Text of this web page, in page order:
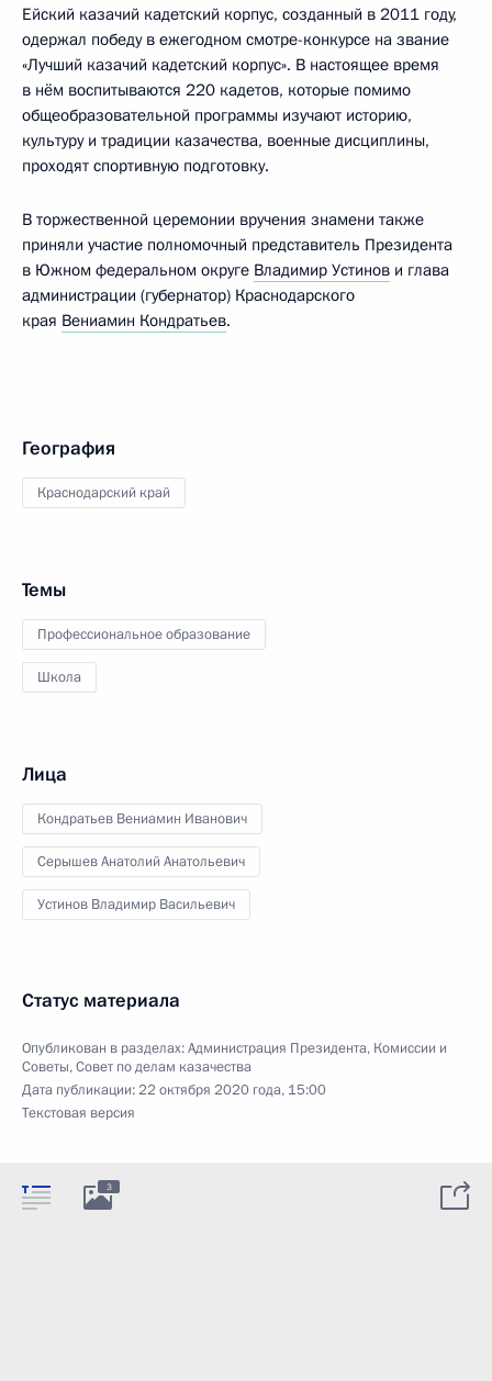
Ейский казачий кадетский корпус, созданный в 2011 году,
одержал победу в ежегодном смотре-конкурсе на звание
«Лучший казачий кадетский корпус». В настоящее время
в нём воспитываются 220 кадетов, которые помимо
общеобразовательной программы изучают историю,
культуру и традиции казачества, военные дисциплины,
проходят спортивную подготовку.
В торжественной церемонии вручения знамени также
приняли участие полномочный представитель Президента
в Южном федеральном округе Владимир Устинов и глава
администрации (губернатор) Краснодарского
края Вениамин Кондратьев.
География
Краснодарский край
Темы
Профессиональное образование
Школа
Лица
Кондратьев Вениамин Иванович
Серышев Анатолий Анатольевич
Устинов Владимир Васильевич
Статус материала
Опубликован в разделах:Администрация Президента, Комиссии и
Советы,Совет по делам казачества
Дата публикации:22 октября 2020 года, 15:00
Текстовая версия
3